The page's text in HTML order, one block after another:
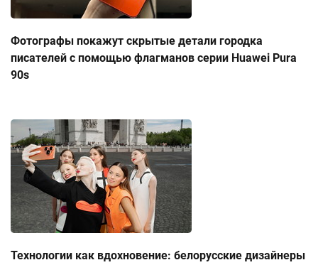
Фотографы покажут скрытые детали городка
писателей с помощью флагманов серии Huawei Pura
90s
Технологии как вдохновение: белорусские дизайнеры